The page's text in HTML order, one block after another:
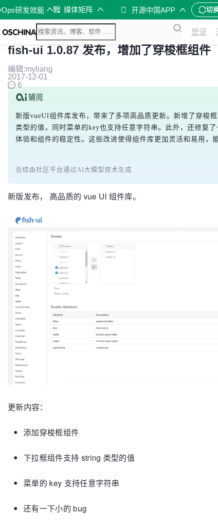
研发效能 媒体矩阵 开源中国APP 切
登录
fish-ui 1.0.87 发布，增加了穿梭框组件
编辑:myliang
2017-12-01
6
新版vueUI组件库发布，带来了多项高品质更新。新增了穿梭
类型的值，同时菜单的key也支持任意字符串。此外，还修复
体验和组件的稳定性。这些改进使得组件库更加灵活和易用，
总结由社区平台通过AI大模型技术生成
新版发布， 高品质的 vue UI 组件库。
更新内容：
添加穿梭框组件
下拉框组件支持 string 类型的值
菜单的 key 支持任意字符串
还有一下小的 bug